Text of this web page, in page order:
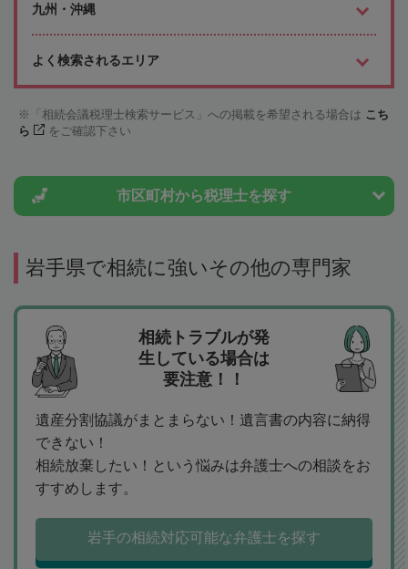
九州・沖縄
よく検索されるエリア
「相続会議税理士検索サービス」への掲載を希望される場合は こち
ら
をご確認下さい
市区町村から税理士を探す
岩手県で相続に強いその他の専門家
相続トラブルが発
生している場合は
要注意！！
遺産分割協議がまとまらない！遺言書の内容に納得
できない！
相続放棄したい！という悩みは弁護士への相談をお
すすめします。
岩手の相続対応可能な弁護士を探す